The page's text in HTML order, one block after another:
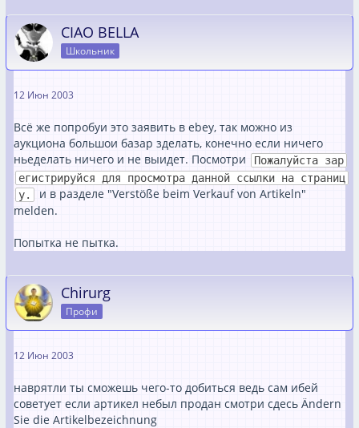
CIAO BELLA
Школьник
12 Июн 2003
Всё же попробуи это заявить в ebey, так можно из
аукциона большои базар зделать, конечно если ничего
ньеделать ничего и не выидет. Посмотри
Пожалуйста зар
егистрируйся для просмотра данной ссылки на страниц
у.
и в разделе "Verstöße beim Verkauf von Artikeln"
melden.
Попытка не пытка.
Chirurg
Профи
12 Июн 2003
наврятли ты сможешь чего-то добиться ведь сам ибей
советует если артикел небыл продан смотри сдесь Ändern
Sie die Artikelbezeichnung